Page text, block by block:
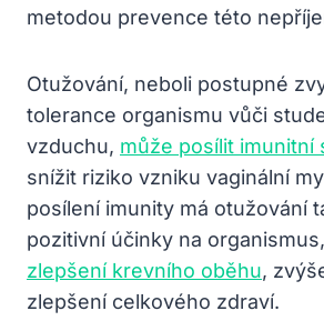
metodou prevence této
Otužování, neboli postupné
tolerance organismu vůči
vzduchu, může posílit imunitní
snížit riziko vzniku vaginální
posílení imunity má otužování
pozitivní účinky na organismus,
zlepšení krevního oběhu,
zlepšení celkového zdraví.